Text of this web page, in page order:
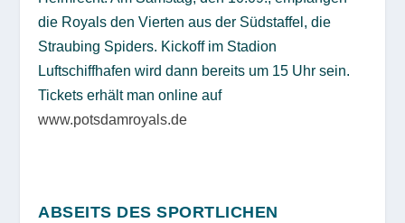
die Royals den Vierten aus der Südstaffel, die
Straubing Spiders. Kickoff im Stadion
Luftschiffhafen wird dann bereits um 15 Uhr sein.
Tickets erhält man online auf
www.potsdamroyals.de
ABSEITS DES SPORTLICHEN